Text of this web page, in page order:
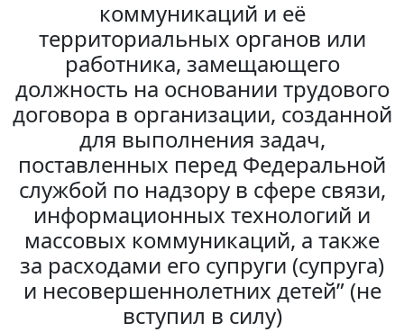
коммуникаций и её
территориальных органов или
работника, замещающего
должность на основании трудового
договора в организации, созданной
для выполнения задач,
поставленных перед Федеральной
службой по надзору в сфере связи,
информационных технологий и
массовых коммуникаций, а также
за расходами его супруги (супруга)
и несовершеннолетних детей” (не
вступил в силу)